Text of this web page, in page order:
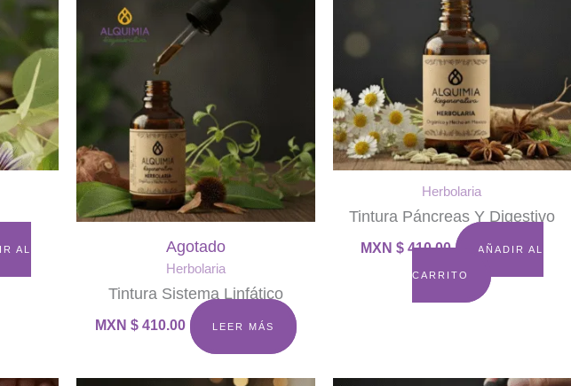
AL Agotado
Herbolaria
Tintura Sistema Linfático
MXN $410.00 LEER MÁS
Herbolaria
Tintura Páncreas Y Digestivo
MXN $410.00 AÑADIR AL
CARRITO